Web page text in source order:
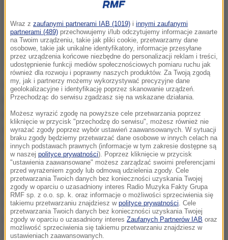
Od ostatniego występu "Diablo" Włodarczyka (Sferis
KnockOut Promotions), tj. przegranej z Grigorijem
Drozdem i straty pasa czempiona WBC, minęło już 17
miesięcy. Podczas "Sosnowiec Boxing Night" jego
rywalem będzie Walery Brudow.
Dwie z trzech ostatnich walk stoczyłem z jego
rodakami - pokonałem mistrza olimpijskiego z Pekinu
Rachima Czakijewa i przegrałem z Drozdem. W
najlepszym okresie swej kariery Brudow walczył o
tytuły, miał świetnych przeciwników. Nie uważam go
Wraz z zaufanymi partnerami IAB (1019) i innymi zaufanymi
partnerami (489) przechowujemy i/lub odczytujemy informacje zawarte
na Twoim urządzeniu, takie jak pliki cookie, przetwarzamy dane
osobowe, takie jak unikalne identyfikatory, informacje przesyłane
przez urządzenia końcowe niezbędne do personalizacji reklam i treści,
udostępnienie funkcji mediów społecznościowych pomiaru ruchu jak
również dla rozwoju i poprawny naszych produktów. Za Twoją zgodą
my, jak i partnerzy możemy wykorzystywać precyzyjne dane
geolokalizacyjne i identyfikację poprzez skanowanie urządzeń.
Przechodząc do serwisu zgadzasz się na wskazane działania.
Możesz wyrazić zgodę na powyższe cele przetwarzania poprzez
kliknięcie w przycisk "przechodzę do serwisu", możesz również nie
wyrażać zgody poprzez wybór ustawień zaawansowanych. W sytuacji
braku zgody będziemy przetwarzać dane osobowe w innych celach na
innych podstawach prawnych (informacje w tym zakresie dostępne są
w naszej polityce prywatności). Poprzez kliknięcie w przycisk
"ustawienia zaawansowane" możesz zarządzać swoimi preferencjami
przed wyrażeniem zgody lub odmową udzielenia zgody. Cele
przetwarzania Twoich danych bez konieczności uzyskania Twojej
zgody w oparciu o uzasadniony interes Radio Muzyka Fakty Grupa
RMF sp. z o.o. sp. k. oraz informacje o możliwości sprzeciwienia się
takiemu przetwarzaniu znajdziesz w polityce prywatności . Cele
przetwarzania Twoich danych bez konieczności uzyskania Twojej
zgody w oparciu o uzasadniony interes Zaufanych Partnerów IAB oraz
możliwość sprzeciwienia się takiemu przetwarzaniu znajdziesz w
ustawieniach zaawansowanych.